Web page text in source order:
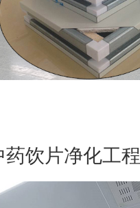
药饮片净化工程